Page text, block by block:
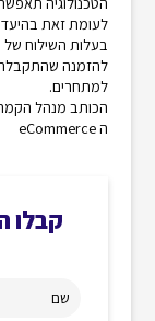
לעומת זאת
בעלות השילוח של
להזמנה שהתקבלה
למתחרים.
הכותב מנהל הקמה
ה eCommerce
קבלו
שם